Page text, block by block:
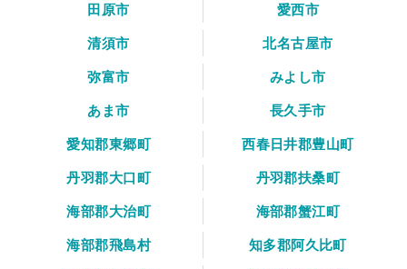
田原市
愛西市
清須市
北名古屋市
弥富市
みよし市
あま市
長久手市
愛知郡東郷町
西春日井郡豊山町
丹羽郡大口町
丹羽郡扶桑町
海部郡大治町
海部郡蟹江町
海部郡飛島村
知多郡阿久比町